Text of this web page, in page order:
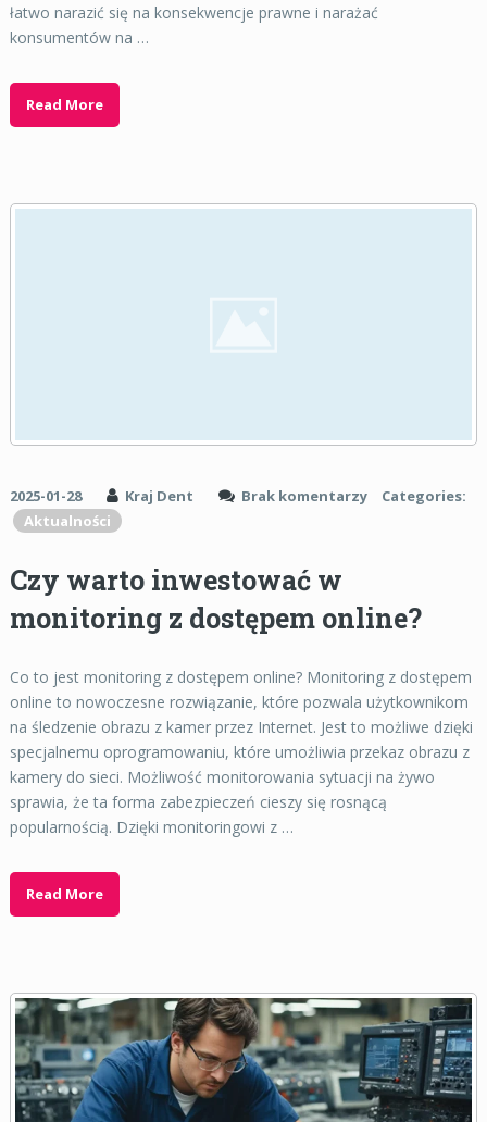
łatwo narazić się na konsekwencje prawne i narażać
konsumentów na …
Read More
2025-01-28 Kraj Dent Brak komentarzy
Categories:
Aktualności
Czy warto inwestować w
monitoring z dostępem online?
Co to jest monitoring z dostępem online? Monitoring z dostępem
online to nowoczesne rozwiązanie, które pozwala użytkownikom
na śledzenie obrazu z kamer przez Internet. Jest to możliwe dzięki
specjalnemu oprogramowaniu, które umożliwia przekaz obrazu z
kamery do sieci. Możliwość monitorowania sytuacji na żywo
sprawia, że ta forma zabezpieczeń cieszy się rosnącą
popularnością. Dzięki monitoringowi z …
Read More